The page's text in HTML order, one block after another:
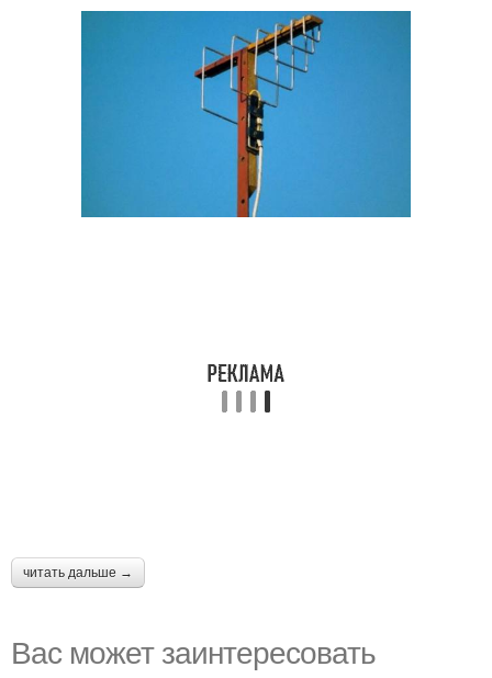
читать дальше →
Вас может заинтересовать